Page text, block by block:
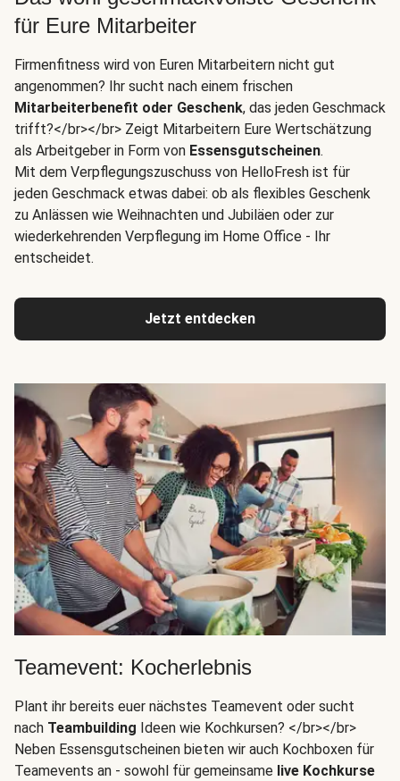
für Eure Mitarbeiter
Firmenfitness wird von Euren Mitarbeitern nicht gut
angenommen? Ihr sucht nach einem frischen
Mitarbeiterbenefit oder Geschenk, das jeden Geschmack
trifft?</br></br> Zeigt Mitarbeitern Eure Wertschätzung
als Arbeitgeber in Form von Essensgutscheinen.
Mit dem Verpflegungszuschuss von HelloFresh ist für
jeden Geschmack etwas dabei: ob als flexibles Geschenk
zu Anlässen wie Weihnachten und Jubiläen oder zur
wiederkehrenden Verpflegung im Home Office - Ihr
entscheidet.
Jetzt entdecken
Teamevent: Kocherlebnis
Plant ihr bereits euer nächstes Teamevent oder sucht
nach Teambuilding Ideen wie Kochkursen? </br></br>
Neben Essensgutscheinen bieten wir auch Kochboxen für
Teamevents an - sowohl für gemeinsame live Kochkurse